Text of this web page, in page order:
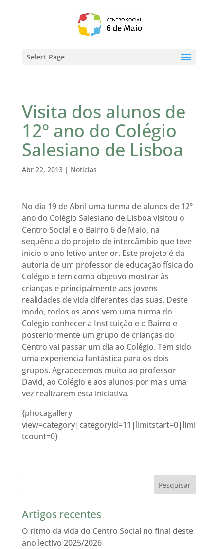
Select Page
Visita dos alunos de
12º ano do Colégio
Salesiano de Lisboa
Abr 22, 2013| Notícias
No dia 19 de Abril uma turma de alunos de 12º
ano do Colégio Salesiano de Lisboa visitou o
Centro Social e o Bairro 6 de Maio, na
sequência do projeto de intercâmbio que teve
inicio o ano letivo anterior. Este projeto é da
autoria de um professor de educação física do
Colégio e tem como objetivo mostrar às
crianças e principalmente aos jovens
realidades de vida diferentes das suas. Deste
modo, todos os anos vem uma turma do
Colégio conhecer a Instituição e o Bairro e
posteriormente um grupo de crianças do
Centro vai passar um dia ao Colégio. Tem sido
uma experiencia fantástica para os dois
grupos. Agradecemos muito ao professor
David, ao Colégio e aos alunos por mais uma
vez realizarem esta iniciativa.
{phocagallery
view=category|categoryid=11|limitstart=0|limi
tcount=0}
Artigos recentes
O ritmo da vida do Centro Social no final deste
ano lectivo 2025/2026